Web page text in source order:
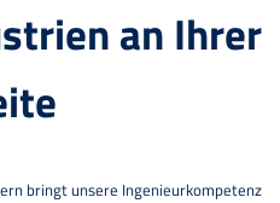
an Ihrer
bringt unsere Ingenieurkompetenz